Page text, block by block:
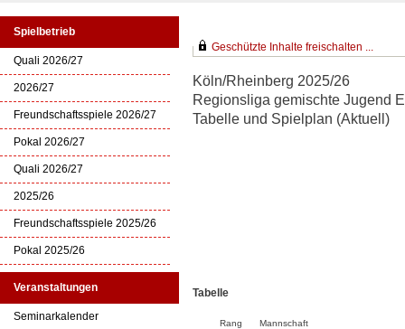
Spielbetrieb
Quali 2026/27
2026/27
Freundschaftsspiele 2026/27
Pokal 2026/27
Quali 2026/27
2025/26
Freundschaftsspiele 2025/26
Pokal 2025/26
Veranstaltungen
Seminarkalender
Geschützte Inhalte freischalten ...
Köln/Rheinberg 2025/26
Regionsliga gemischte Jugend E
Tabelle und Spielplan (Aktuell)
Tabelle
Rang Mannschaft